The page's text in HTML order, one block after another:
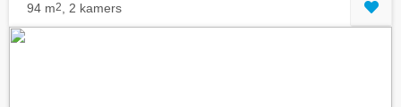
94 m2 , 2 kamers